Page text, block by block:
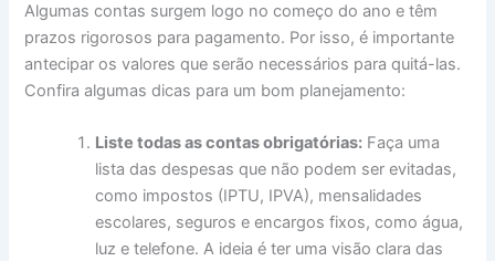
Algumas contas surgem logo no começo do ano e têm
prazos rigorosos para pagamento. Por isso, é importante
antecipar os valores que serão necessários para quitá-las.
Confira algumas dicas para um bom planejamento:
Liste todas as contas obrigatórias: Faça uma
lista das despesas que não podem ser evitadas,
como impostos (IPTU, IPVA), mensalidades
escolares, seguros e encargos fixos, como água,
luz e telefone. A ideia é ter uma visão clara das